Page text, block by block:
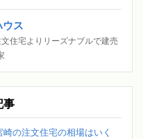
ウス
住宅よりリーズナブルで建売
事
崎の注文住宅の相場はいく